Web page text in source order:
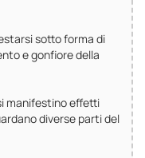
sotto forma di
e gonfiore della
manifestino effetti
diverse parti del